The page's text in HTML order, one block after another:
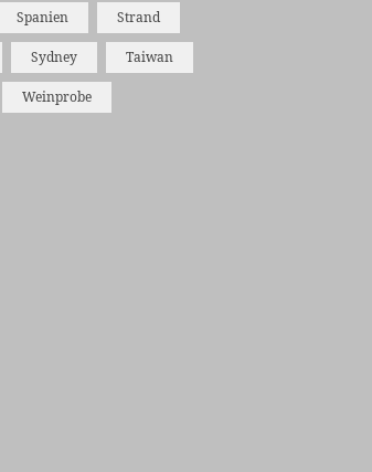
Spanien Strand
Sydney Taiwan
Weinprobe